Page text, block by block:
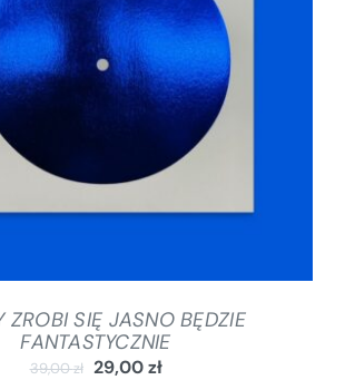
DO KOSZYKA / SZCZEGÓŁY
ZROBI SIĘ JASNO BĘDZIE
FANTASTYCZNIE
39,00zł 29,00zł